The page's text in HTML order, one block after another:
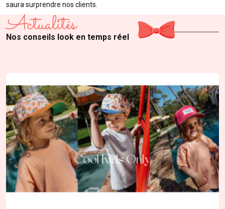
saura surprendre nos clients.
Actualités
Nos conseils look en temps réel